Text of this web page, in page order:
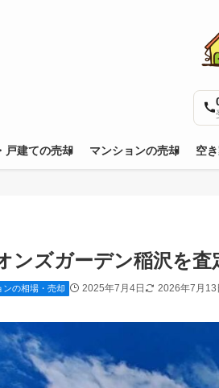
戸建ての売却 マンションの売却 空
ンズガーデン稲沢を
ンの相場・売却 2025年7月4日 2026年7月13